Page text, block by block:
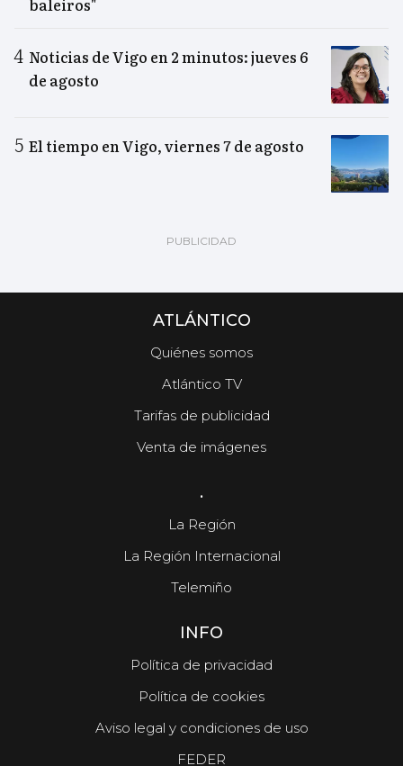
baleiros"
Noticias de Vigo en 2 minutos: jueves 6
de agosto
El tiempo en Vigo, viernes 7 de agosto
ATLÁNTICO
Quiénes somos
Atlántico TV
Tarifas de publicidad
Venta de imágenes
.
La Región
La Región Internacional
Telemiño
INFO
Política de privacidad
Política de cookies
Aviso legal y condiciones de uso
FEDER